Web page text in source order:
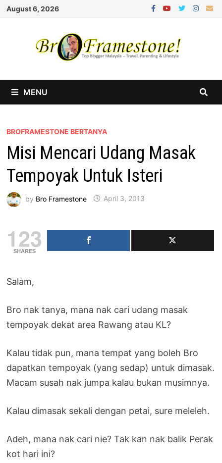
Skip
August 6, 2026
MENU
BROFRAMESTONE BERTANYA
Misi Mencari Udang Masak
Tempoyak Untuk Isteri
by Bro Framestone April 3, 2013
123
SHARES
Salam,
Bro nak tanya, mana nak cari udang masak
tempoyak dekat area Rawang atau KL?
Kalau tidak pun, mana tempat yang boleh Bro
dapatkan tempoyak (yang sedap) untuk dimasak.
Macam susah nak jumpa kalau bukan musimnya.
Kalau dimasak sekali dengan petai, sure meleleh.
Adeh, mana nak cari nie? Tak kan nak balik Perak
kot hari ini?